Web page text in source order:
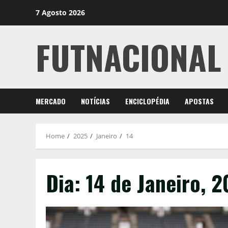
7 Agosto 2026
FUTNACIONAL
MERCADO NOTÍCIAS ENCICLOPÉDIA APOSTAS
Home 2025 Janeiro 14
Dia: 14 de Janeiro,